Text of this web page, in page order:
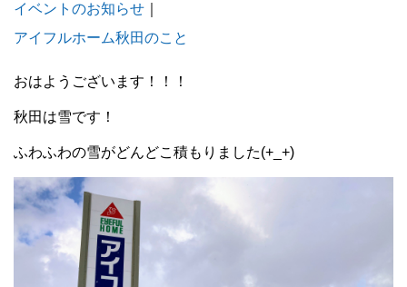
イベントのお知らせ
アイフルホーム秋田のこと
おはようございます！！！
秋田は雪です！
ふわふわの雪がどんどこ積もりました(+_+)